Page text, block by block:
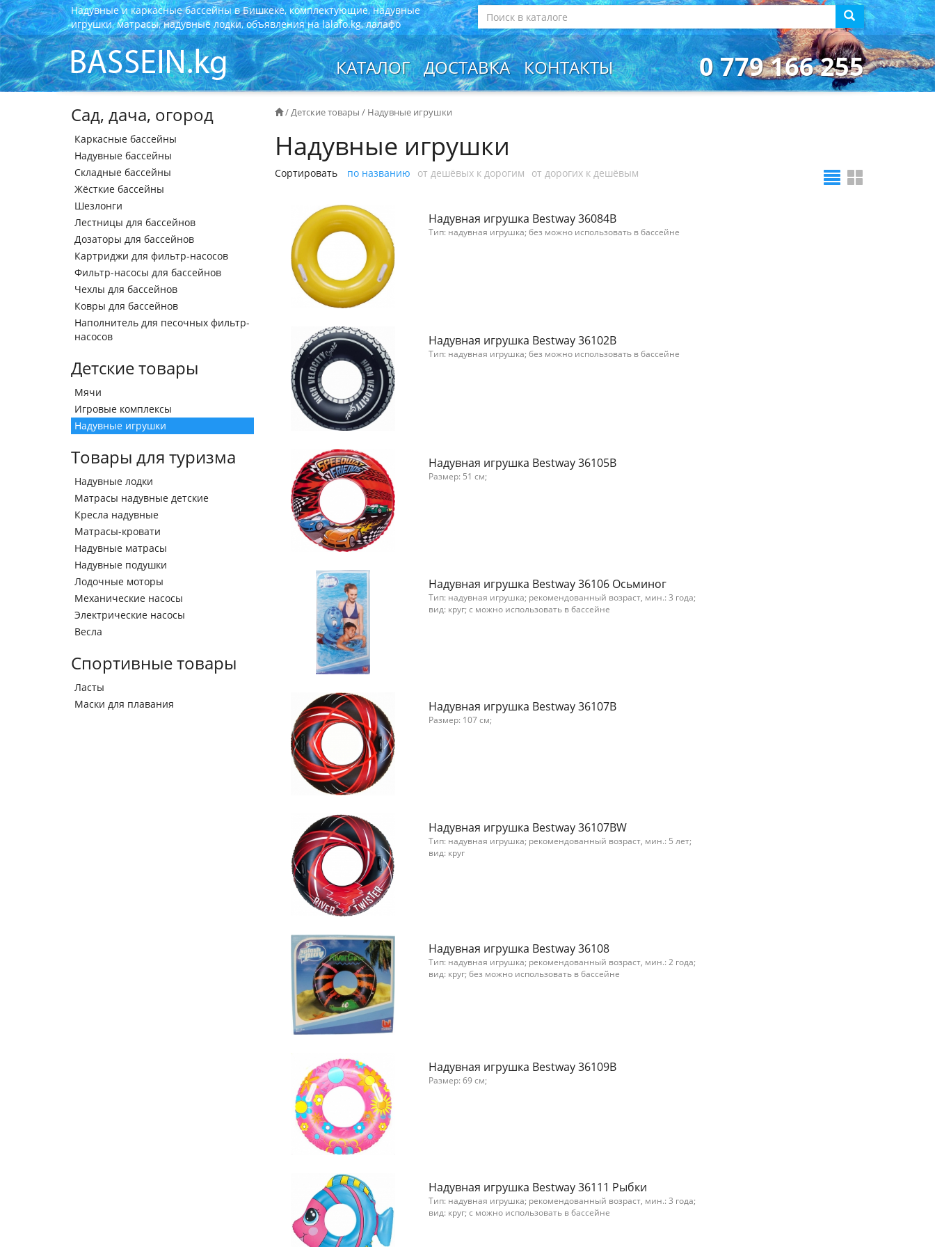
Надувные и каркасные бассейны в Бишкеке, комплектующие, надувные
игрушки, матрасы, надувные лодки, объявления на lalafo.kg, лалафо
КАТАЛОГ ДОСТАВКА КОНТАКТЫ 0 779 166 255
Сад, дача, огород
Каркасные бассейны
Надувные бассейны
Складные бассейны
Жёсткие бассейны
Шезлонги
Лестницы для бассейнов
Дозаторы для бассейнов
Картриджи для фильтр-насосов
Фильтр-насосы для бассейнов
Чехлы для бассейнов
Ковры для бассейнов
Наполнитель для песочных фильтр-
насосов
Детские товары
Мячи
Игровые комплексы
Надувные игрушки
Товары для туризма
Надувные лодки
Матрасы надувные детские
Кресла надувные
Матрасы-кровати
Надувные матрасы
Надувные подушки
Лодочные моторы
Механические насосы
Электрические насосы
Весла
Спортивные товары
Ласты
Маски для плавания
/Детские товары / Надувные игрушки
Надувные игрушки
Сортировать по названию от дешёвых к дорогим от дорогих к дешёвым
Надувная игрушка Bestway 36084B
Тип: надувная игрушка; без можно использовать в бассейне
Надувная игрушка Bestway 36102B
Тип: надувная игрушка; без можно использовать в бассейне
Надувная игрушка Bestway 36105B
Размер: 51 см;
Надувная игрушка Bestway 36106 Осьминог
Тип: надувная игрушка; рекомендованный возраст, мин.: 3 года;
вид: круг; с можно использовать в бассейне
Надувная игрушка Bestway 36107B
Размер: 107 см;
Надувная игрушка Bestway 36107BW
Тип: надувная игрушка; рекомендованный возраст, мин.: 5 лет;
вид: круг
Надувная игрушка Bestway 36108
Тип: надувная игрушка; рекомендованный возраст, мин.: 2 года;
вид: круг; без можно использовать в бассейне
Надувная игрушка Bestway 36109B
Размер: 69 см;
Надувная игрушка Bestway 36111 Рыбки
Тип: надувная игрушка; рекомендованный возраст, мин.: 3 года;
вид: круг; с можно использовать в бассейне